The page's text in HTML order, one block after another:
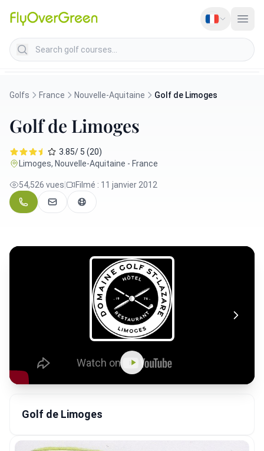
Search golf courses
Golfs France Nouvelle-Aquitaine Golf de Limoges
Golf de Limoges
3.85/ 5 (20)
Limoges, Nouvelle-Aquitaine - France
54,526 vues Filmé : 11 janvier 2012
Golf de Limoges